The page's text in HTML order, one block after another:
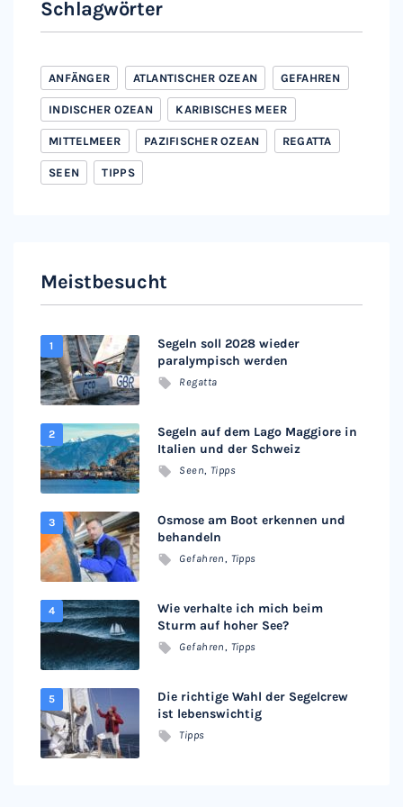
Schlagwörter
ANFÄNGER ATLANTISCHER OZEAN GEFAHREN
INDISCHER OZEAN KARIBISCHES MEER
MITTELMEER PAZIFISCHER OZEAN REGATTA
SEEN TIPPS
Meistbesucht
Segeln soll 2028 wieder
paralympisch werden
Regatta
Segeln auf dem Lago Maggiore in
Italien und der Schweiz
Seen, Tipps
Osmose am Boot erkennen und
behandeln
Gefahren, Tipps
Wie verhalte ich mich beim
Sturm auf hoher See?
Gefahren, Tipps
Die richtige Wahl der Segelcrew
ist lebenswichtig
Tipps